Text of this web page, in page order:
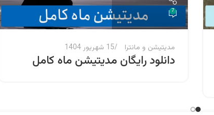
7
مدیتیشن و مانترا 15 شهریور 1404
دانلود رایگان مدیتیشن ماه کامل